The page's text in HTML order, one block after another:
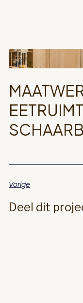
Vorige
Deel dit